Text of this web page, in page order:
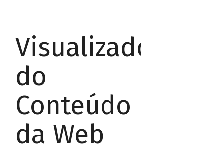
Visualizador
do
Conteúdo
da Web